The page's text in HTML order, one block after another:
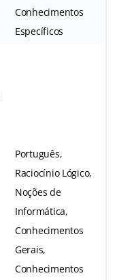
Conhecimentos
Específicos
Português,
Raciocínio Lógico,
Noções de
Informática,
Conhecimentos
Gerais,
Conhecimentos